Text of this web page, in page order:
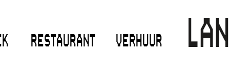
RESTAURANT VERHUUR